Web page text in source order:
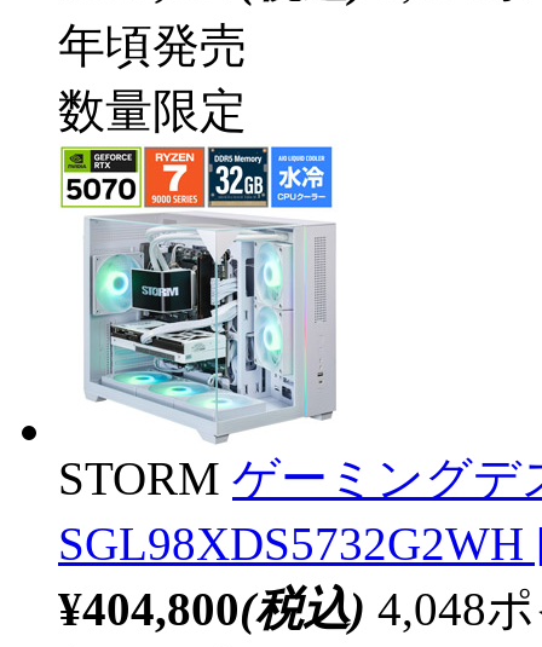
年頃発売
数量限定
STORM ゲーミングデ
¥404,800(税込) 4,048